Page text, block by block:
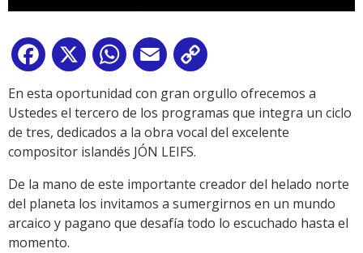
Facebook
X WhatsApp
Email
Link
En esta oportunidad con gran orgullo ofrecemos a
Ustedes el tercero de los programas que integra un ciclo
de tres, dedicados a la obra vocal del excelente
compositor islandés JÓN LEIFS.
De la mano de este importante creador del helado norte
del planeta los invitamos a sumergirnos en un mundo
arcaico y pagano que desafía todo lo escuchado hasta el
momento.